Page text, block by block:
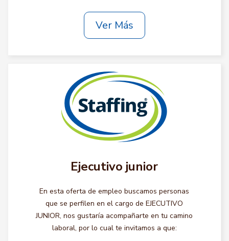
Ver Más
Ejecutivo junior
En esta oferta de empleo buscamos personas
que se perfilen en el cargo de EJECUTIVO
JUNIOR, nos gustaría acompañarte en tu camino
laboral, por lo cual te invitamos a que: